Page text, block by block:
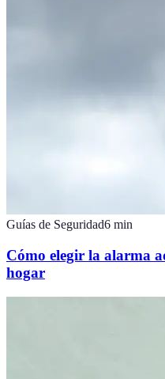
Guías de Seguridad6 min
Cómo elegir la alarma
hogar